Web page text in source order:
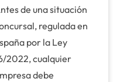
de una situación
regulada en
por la Ley
2022, cualquier
debe